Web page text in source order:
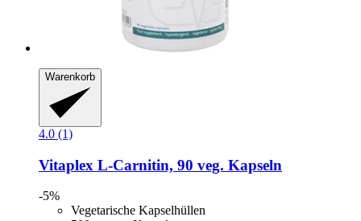
Warenkorb
4.0 (1)
Vitaplex L-​Carnitin, 90 veg. Kapseln
-5%
Vegetarische Kapselhüllen